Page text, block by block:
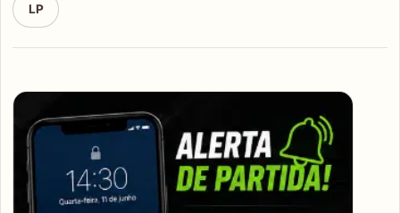
LP
Articles